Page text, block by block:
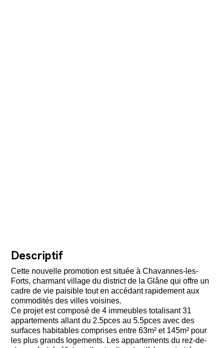
Descriptif
Cette nouvelle promotion est située à Chavannes-les-
Forts, charmant village du district de la Glâne qui offre un
cadre de vie paisible tout en accédant rapidement aux
commodités des villes voisines.
Ce projet est composé de 4 immeubles totalisant 31
appartements allant du 2.5pces au 5.5pces avec des
surfaces habitables comprises entre 63m² et 145m² pour
les plus grands logements. Les appartements du rez-de-